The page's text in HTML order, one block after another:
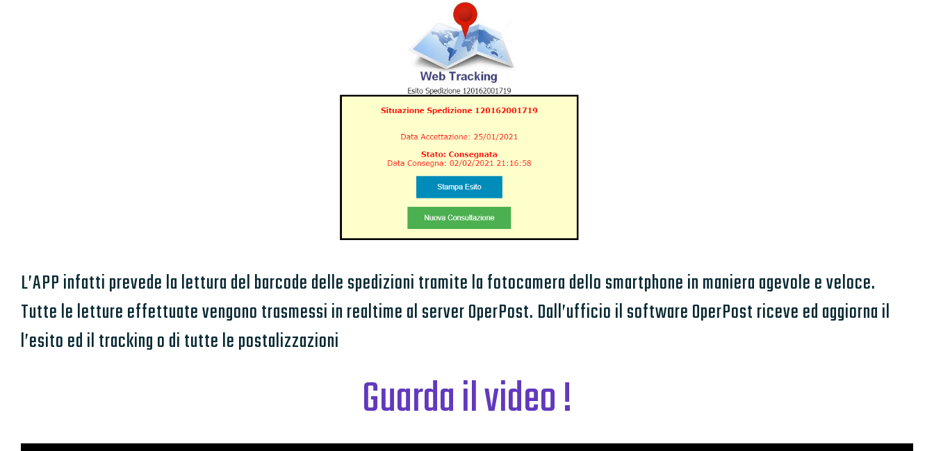
L’APP infatti prevede la lettura del barcode delle spedizioni tramite la fotocamera dello smartphone in maniera agevole e veloce.
Tutte le letture effettuate vengono trasmessi in realtime al server OperPost. Dall’ufficio il software OperPost riceve ed aggiorna il
l’esito ed il tracking o di tutte le postalizzazioni
Guarda il video !